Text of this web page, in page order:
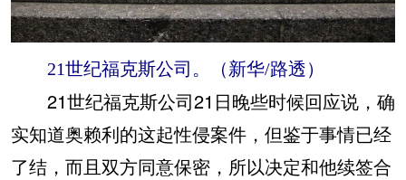
21世纪福克斯公司。（新华/路透）
21世纪福克斯公司21日晚些时候回应说，确
实知道奥赖利的这起性侵案件，但鉴于事情已经
了结，而且双方同意保密，所以决定和他续签合